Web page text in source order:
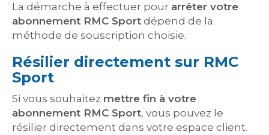
La démarche à effectuer pour arrêter votre
abonnement RMC Sport dépend de la
méthode de souscription choisie.
Résilier directement sur RMC
Sport
Si vous souhaitez mettre fin à votre
abonnement RMC Sport, vous pouvez le
résilier directement dans votre espace client.